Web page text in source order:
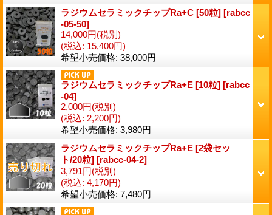
ラジウムセラミックチップRa+C [50粒] [rabcc
-05-50]
14,000円(税別)
(税込: 15,400円)
希望小売価格: 38,000円
ラジウムセラミックチップRa+E [10粒] [rabcc
-04]
2,000円(税別)
(税込: 2,200円)
希望小売価格: 3,980円
ラジウムセラミックチップRa+E [2袋セッ
ト/20粒] [rabcc-04-2]
3,791円(税別)
(税込: 4,170円)
希望小売価格: 7,480円